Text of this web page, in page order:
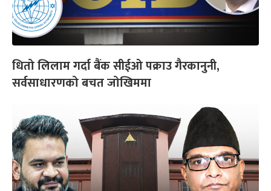
धितो लिलाम गर्दा बैंक सीईओ पक्राउ गैरकानुनी,
सर्वसाधारणको बचत जोखिममा